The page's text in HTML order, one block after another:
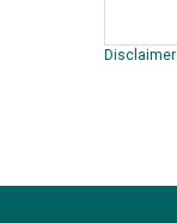
Disclaimer